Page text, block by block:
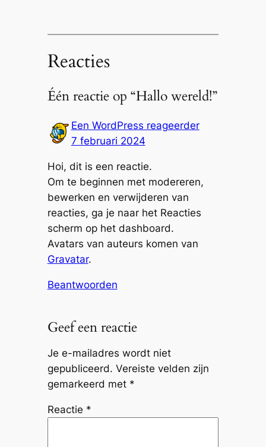
Reacties
Één reactie op “Hallo wereld!”
Een WordPress reageerder
7 februari 2024
Hoi, dit is een reactie.
Om te beginnen met modereren,
bewerken en verwijderen van
reacties, ga je naar het Reacties
scherm op het dashboard.
Avatars van auteurs komen van
Gravatar.
Beantwoorden
Geef een reactie
Je e-mailadres wordt niet
gepubliceerd. Vereiste velden zijn
gemarkeerd met *
Reactie *